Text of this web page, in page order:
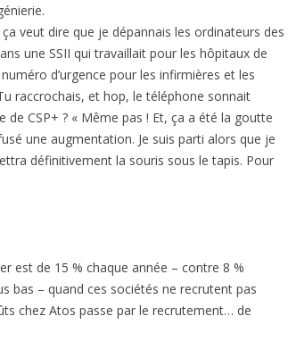
veut dire que je dépannais les ordinateurs des
une SSII qui travaillait pour les hôpitaux de
d’urgence pour les infirmières et les
raccrochais, et hop, le téléphone sonnait
CSP+ ? « Même pas ! Et, ça a été la goutte
une augmentation. Je suis parti alors que je
définitivement la souris sous le tapis. Pour
est de 15 % chaque année – contre 8 %
bas – quand ces sociétés ne recrutent pas
chez Atos passe par le recrutement… de